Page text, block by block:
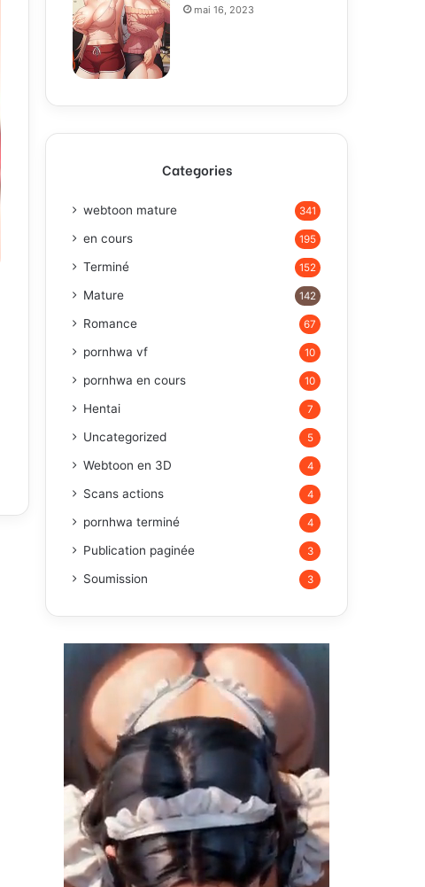
mai 16, 2023
Categories
webtoon mature 341
en cours 195
Terminé 152
Mature 142
Romance 67
pornhwa vf 10
pornhwa en cours 10
Hentai 7
Uncategorized 5
Webtoon en 3D 4
Scans actions 4
pornhwa terminé 4
Publication paginée 3
Soumission 3